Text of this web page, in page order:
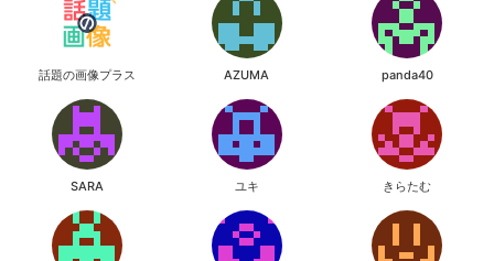
話題の画像プラス AZUMA panda40
SARA ユキ きらたむ